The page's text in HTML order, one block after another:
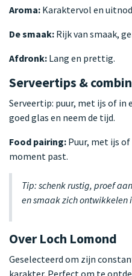
Aroma: Karaktervol en
De smaak: Rijk van smaak,
Afdronk: Lang en prettig.
Serveertips &
Serveertip: puur, met ijs of in
goed glas en neem de tijd.
Food pairing: Puur, met ijs
moment past.
Tip: schenk rustig, proef
en smaak zich ontwikkelen
Over Loch Lomond
Geselecteerd om zijn
karakter. Perfect om te